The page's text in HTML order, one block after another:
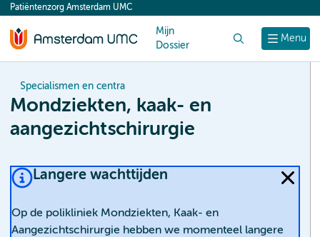
content
Menu
Patiëntenzorg Amsterdam UMC
Mijn
Dossier
Specialismen en centra
Mondziekten, kaak- en
aangezichtschirurgie
Langere wachttijden
Op de polikliniek Mondziekten, Kaak- en
Aangezichtschirurgie hebben we momenteel langere